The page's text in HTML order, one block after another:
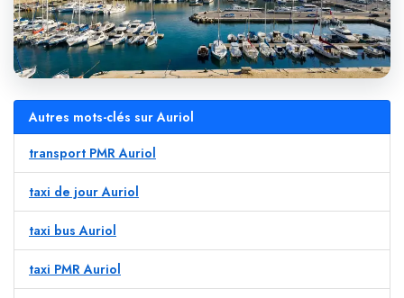
Autres mots-clés sur Auriol
transport PMR Auriol
taxi de jour Auriol
taxi bus Auriol
taxi PMR Auriol